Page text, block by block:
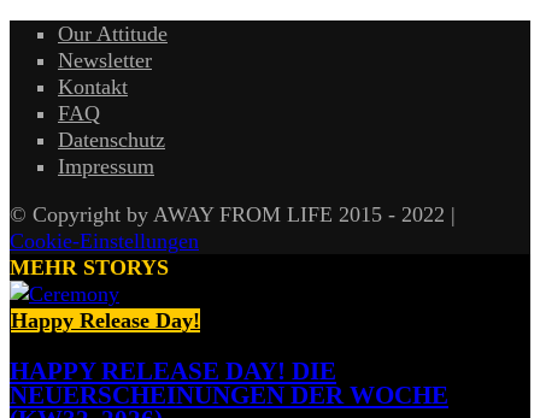
Our Attitude
Newsletter
Kontakt
FAQ
Datenschutz
Impressum
© Copyright by AWAY FROM LIFE 2015 - 2022 |
Cookie-Einstellungen
MEHR STORYS
Happy Release Day!
HAPPY RELEASE DAY! DIE
NEUERSCHEINUNGEN DER WOCHE